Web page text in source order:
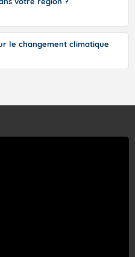
le changement climatique